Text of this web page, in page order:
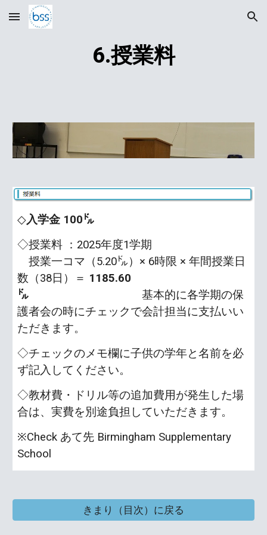
Skip to main content Skip to navigation
6.授業料
◇入学金 100㌦
◇授業料 ：2025年度1学期
授業一コマ（5.20㌦） × 6時限 × 年間授業日
数（38日）＝ 1185.60
㌦
基本的に各学期の保
護者会の時にチェックで会計担当に支払いい
ただきます。
◇チェックのメモ欄に子供の学年と名前を必
ず記入してください。
◇教材費・ドリル等の追加費用が発生した場
合は、実費を別途負担していただきます。
※Check あて先 Birmingham Supplementary
School
きまり（目次）に戻る